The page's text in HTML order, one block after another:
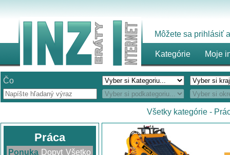
Môžete sa prihlásiť
Kategórie Moje
Čo
Všetky kategórie -
Práca
Ponuka Dopyt Všetko